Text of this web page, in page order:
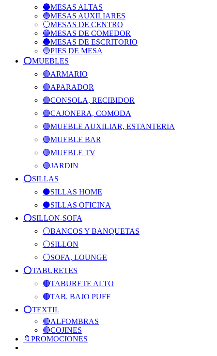
🔵MESAS ALTAS
🔵MESAS AUXILIARES
🔵MESAS DE CENTRO
🔵MESAS DE COMEDOR
🔵MESAS DE ESCRITORIO
🔵PIES DE MESA
⭕️MUEBLES
🟣ARMARIO
🟣APARADOR
🟣CONSOLA, RECIBIDOR
🟣CAJONERA, COMODA
🟣MUEBLE AUXILIAR, ESTANTERIA
🟣MUEBLE BAR
🟣MUEBLE TV
🟣JARDIN
⭕️SILLAS
⚫SILLAS HOME
⚫SILLAS OFICINA
⭕️SILLON-SOFA
⚪BANCOS Y BANQUETAS
⚪SILLON
⚪SOFA, LOUNGE
⭕️TABURETES
🟤TABURETE ALTO
🟤TAB. BAJO PUFF
⭕️TEXTIL
🔴ALFOMBRAS
🔴COJINES
🔖PROMOCIONES